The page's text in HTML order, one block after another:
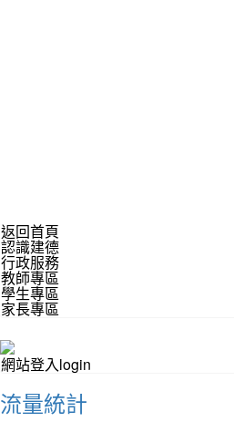
返回首頁
認識建德
行政服務
教師專區
學生專區
家長專區
網站登入login
流量統計